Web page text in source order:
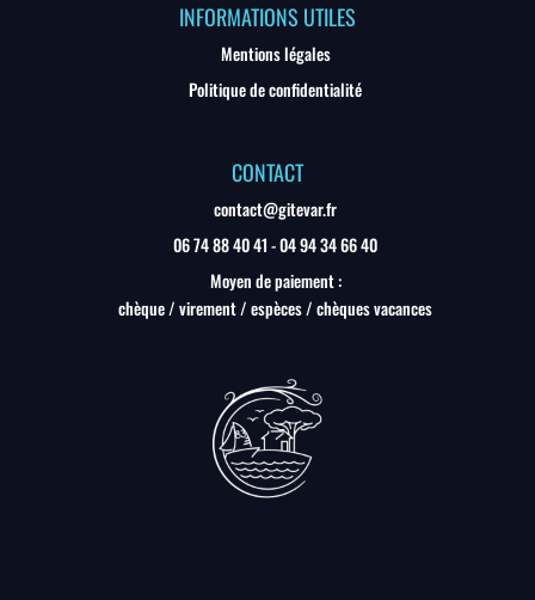
INFORMATIONS UTILES
Mentions légales
Politique de confidentialité
CONTACT
contact@gitevar.fr
06 74 88 40 41-04 94 34 66 40
Moyen de paiement :
chèque / virement / espèces / chèques vacances